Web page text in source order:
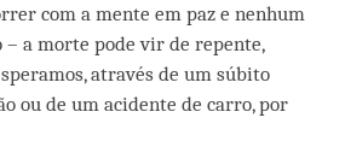
com a mente em paz e nenhum
a morte pode vir de repente,
através de um súbito
ou de um acidente de carro, por